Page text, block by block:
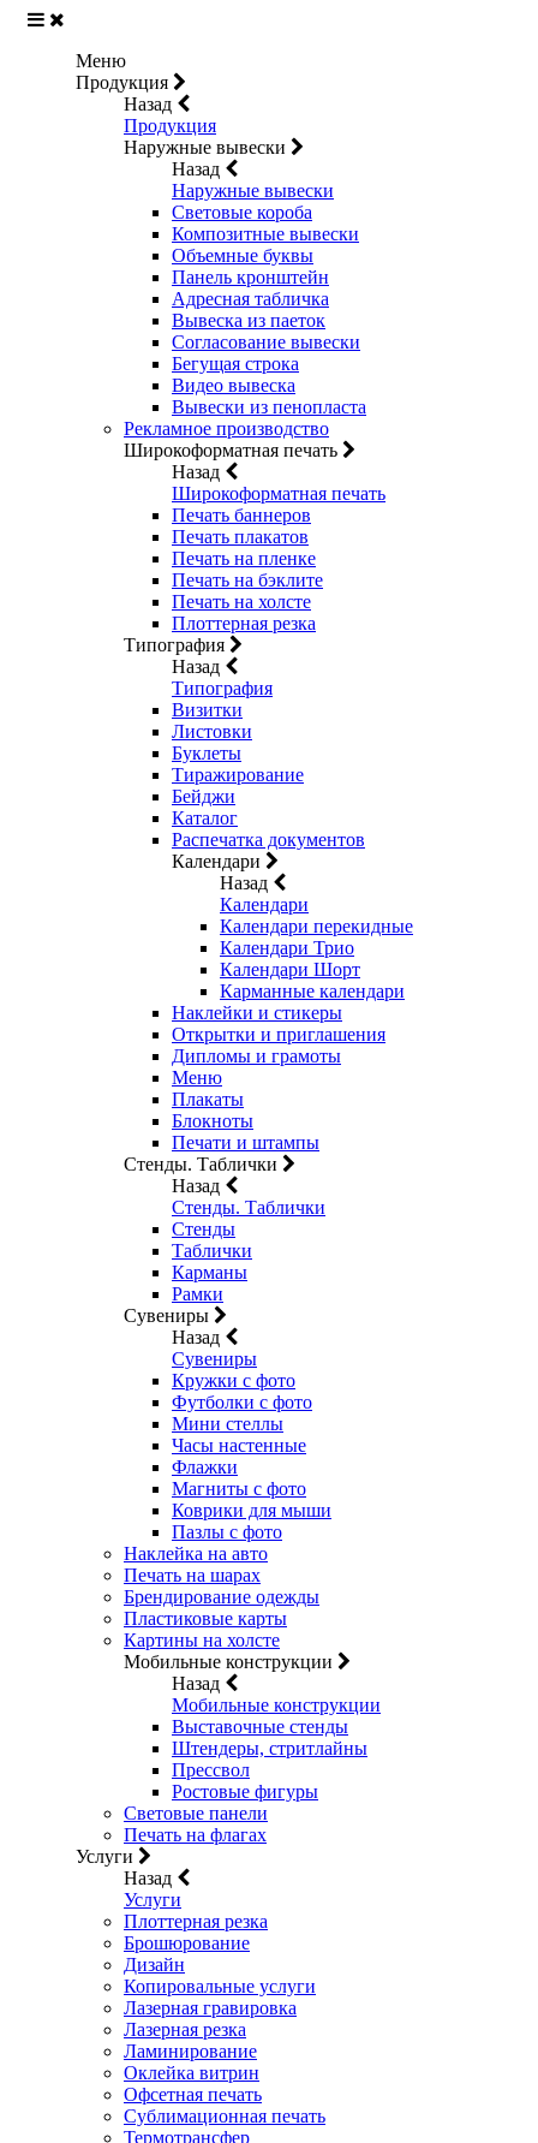
Меню
Продукция
Назад
Продукция
Наружные вывески
Назад
Наружные вывески
Световые короба
Композитные вывески
Объемные буквы
Панель кронштейн
Адресная табличка
Вывеска из паеток
Согласование вывески
Бегущая строка
Видео вывеска
Вывески из пенопласта
Рекламное производство
Широкоформатная печать
Назад
Широкоформатная печать
Печать баннеров
Печать плакатов
Печать на пленке
Печать на бэклите
Печать на холсте
Плоттерная резка
Типография
Назад
Типография
Визитки
Листовки
Буклеты
Тиражирование
Бейджи
Каталог
Распечатка документов
Календари
Назад
Календари
Календари перекидные
Календари Трио
Календари Шорт
Карманные календари
Наклейки и стикеры
Открытки и приглашения
Дипломы и грамоты
Меню
Плакаты
Блокноты
Печати и штампы
Стенды. Таблички
Назад
Стенды. Таблички
Стенды
Таблички
Карманы
Рамки
Сувениры
Назад
Сувениры
Кружки с фото
Футболки с фото
Мини стеллы
Часы настенные
Флажки
Магниты с фото
Коврики для мыши
Пазлы с фото
Наклейка на авто
Печать на шарах
Брендирование одежды
Пластиковые карты
Картины на холсте
Мобильные конструкции
Назад
Мобильные конструкции
Выставочные стенды
Штендеры, стритлайны
Прессвол
Ростовые фигуры
Световые панели
Печать на флагах
Услуги
Назад
Услуги
Плоттерная резка
Брошюрование
Дизайн
Копировальные услуги
Лазерная гравировка
Лазерная резка
Ламинирование
Оклейка витрин
Офсетная печать
Сублимационная печать
Термотрансфер